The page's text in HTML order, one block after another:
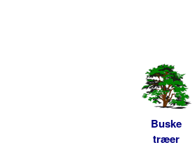
Buske
træer